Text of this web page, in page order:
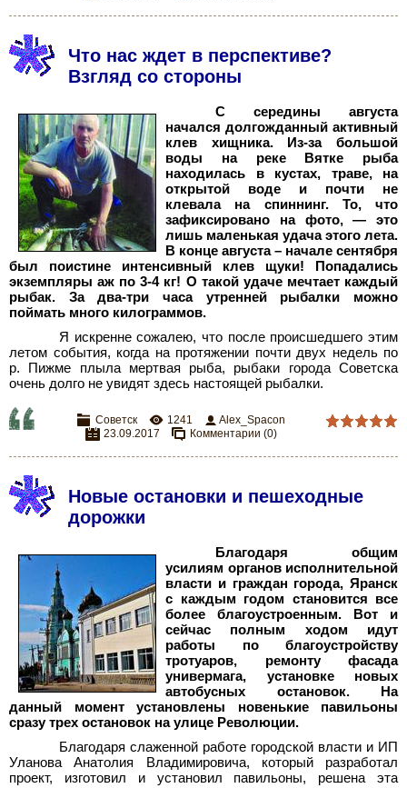
Что нас ждет в перспективе?
Взгляд со стороны
С середины августа
начался долгожданный активный
клев хищника. Из-за большой
воды на реке Вятке рыба
находилась в кустах, траве, на
открытой воде и почти не
клевала на спиннинг. То, что
зафиксировано на фото, — это
лишь маленькая удача этого лета.
В конце августа – начале сентября
был поистине интенсивный клев щуки! Попадались
экземпляры аж по 3-4 кг! О такой удаче мечтает каждый
рыбак. За два-три часа утренней рыбалки можно
поймать много килограммов.
Я искренне сожалею, что после происшедшего этим
летом события, когда на протяжении почти двух недель по
р. Пижме плыла мертвая рыба, рыбаки города Советска
очень долго не увидят здесь настоящей рыбалки.
Советск 1241
Alex_Spacon
23.09.2017
Комментарии (0)
Новые остановки и пешеходные
дорожки
Благодаря общим
усилиям органов исполнительной
власти и граждан города, Яранск
с каждым годом становится все
более благоустроенным. Вот и
сейчас полным ходом идут
работы по благоустройству
тротуаров, ремонту фасада
универмага, установке новых
автобусных остановок. На
данный момент установлены новенькие павильоны
сразу трех остановок на улице Революции.
Благодаря слаженной работе городской власти и ИП
Уланова Анатолия Владимировича, который разработал
проект, изготовил и установил павильоны, решена эта